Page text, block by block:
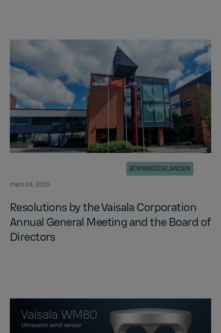
mars 24, 2026
BÖRSMEDDELANDEN
Res­o­lu­tions by the Vaisala Cor­po­ra­tion
An­nual Gen­eral Meet­ing and the Board of
Di­rec­tors